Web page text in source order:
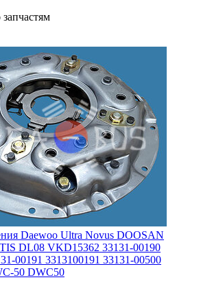
Daewoo Ultra Novus DOOSAN
DL08 VKD15362 33131-00190
00191 3313100191 33131-00500
50 DWC50